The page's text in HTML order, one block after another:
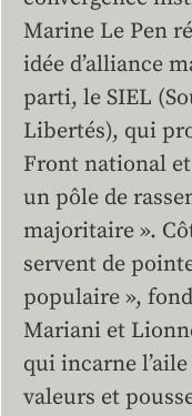
Marine Le Pen
idée d’alliance
parti, le SIEL
Libertés), qui
Front national
un pôle de
majoritaire ».
servent de
populaire »,
Mariani et
qui incarne
valeurs et